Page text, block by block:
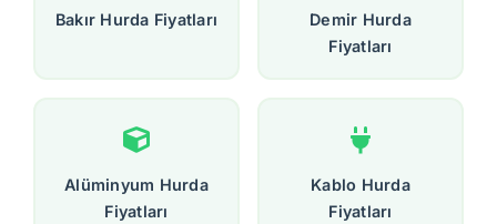
Bakır Hurda Fiyatları
Demir Hurda
Fiyatları
Alüminyum Hurda
Fiyatları
Kablo Hurda
Fiyatları